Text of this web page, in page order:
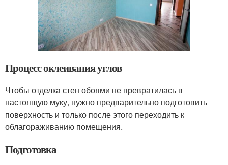
Процесс оклеивания углов
Чтобы отделка стен обоями не превратилась в
настоящую муку, нужно предварительно подготовить
поверхность и только после этого переходить к
облагораживанию помещения.
Подготовка